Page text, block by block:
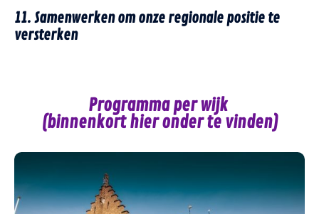
11. Samenwerken om onze regionale positie te
versterken
Programma per wijk
(binnenkort hier onder te vinden)